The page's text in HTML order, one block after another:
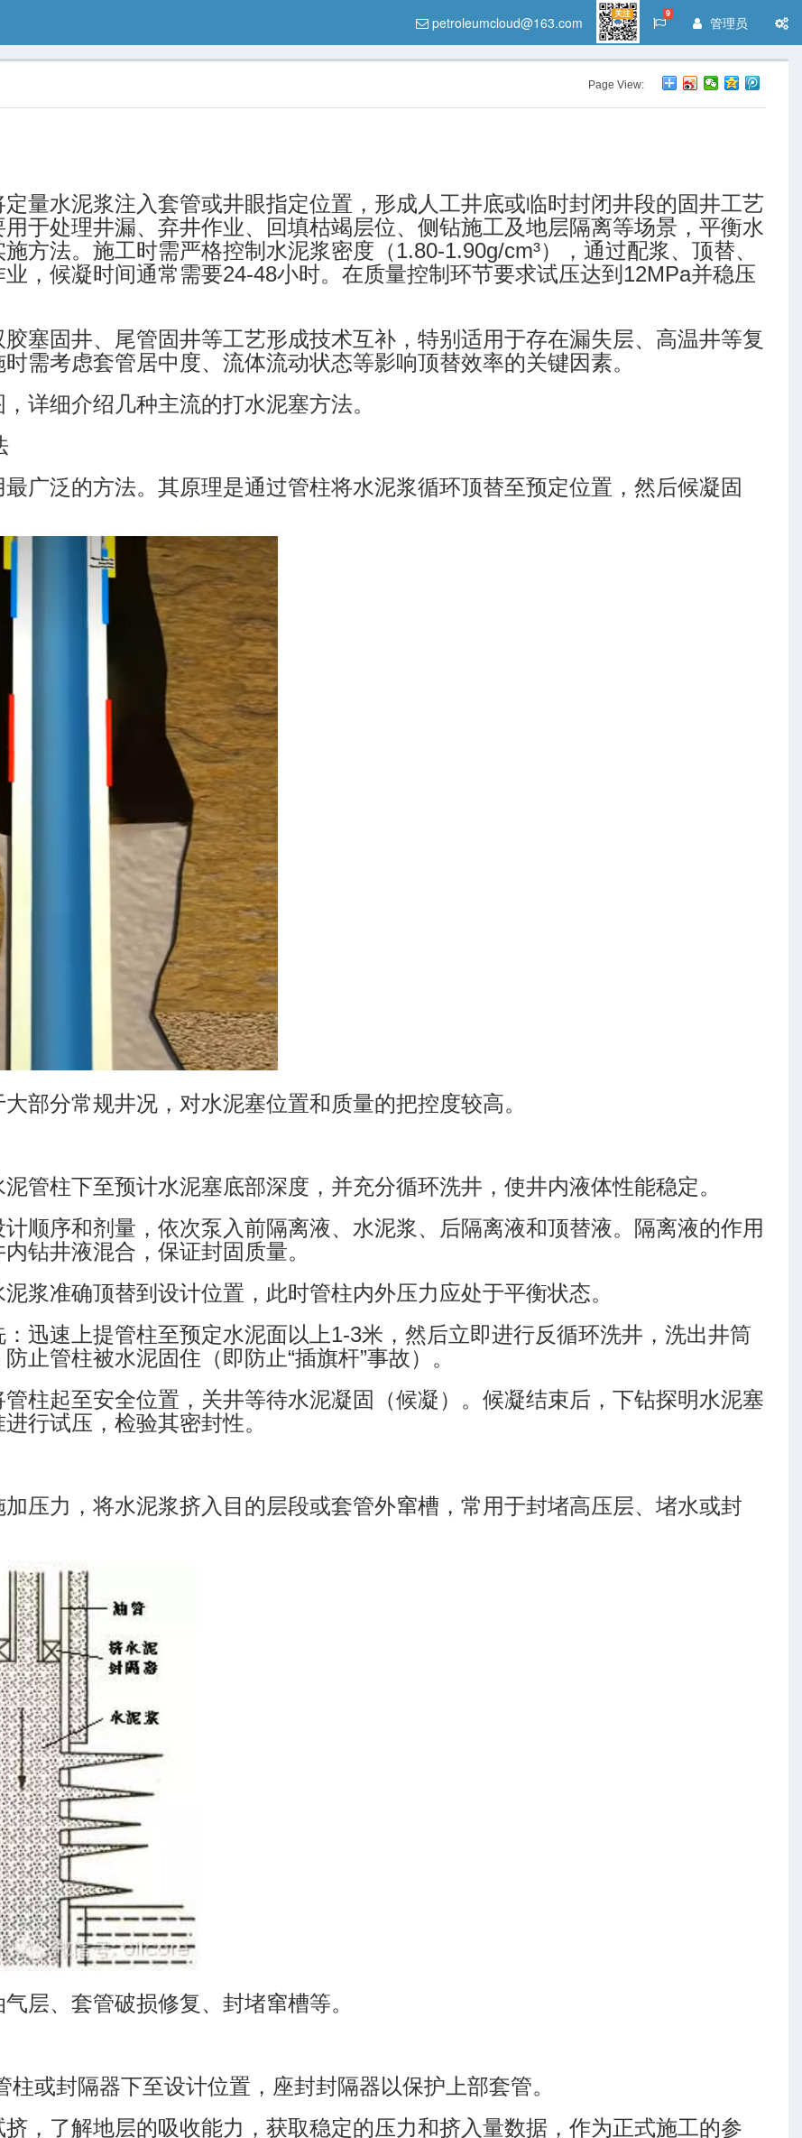
petroleumcloud@163.com
关注 9
管理员
Page View:
量水泥浆注入套管或井眼指定位置，形成人工井底或临时封闭井段的固井工艺
于处理井漏、弃井作业、回填枯竭层位、侧钻施工及地层隔离等场景，平衡水
方法。施工时需严格控制水泥浆密度（1.80-1.90g/cm³），通过配浆、顶替、
，候凝时间通常需要24-48小时。在质量控制环节要求试压达到12MPa并稳压
塞固井、尾管固井等工艺形成技术互补，特别适用于存在漏失层、高温井等复
需考虑套管居中度、流体流动状态等影响顶替效率的关键因素。
详细介绍几种主流的打水泥塞方法。
广泛的方法。其原理是通过管柱将水泥浆循环顶替至预定位置，然后候凝固
部分常规井况，对水泥塞位置和质量的把控度较高。
管柱下至预计水泥塞底部深度，并充分循环洗井，使井内液体性能稳定。
顺序和剂量，依次泵入前隔离液、水泥浆、后隔离液和顶替液。隔离液的作用
钻井液混合，保证封固质量。
浆准确顶替到设计位置，此时管柱内外压力应处于平衡状态。
迅速上提管柱至预定水泥面以上1-3米，然后立即进行反循环洗井，洗出井筒
止管柱被水泥固住（即防止“插旗杆”事故）。
柱起至安全位置，关井等待水泥凝固（候凝）。候凝结束后，下钻探明水泥塞
行试压，检验其密封性。
压力，将水泥浆挤入目的层段或套管外窜槽，常用于封堵高压层、堵水或封
层、套管破损修复、封堵窜槽等。
或封隔器下至设计位置，座封封隔器以保护上部套管。
，了解地层的吸收能力，获取稳定的压力和挤入量数据，作为正式施工的参